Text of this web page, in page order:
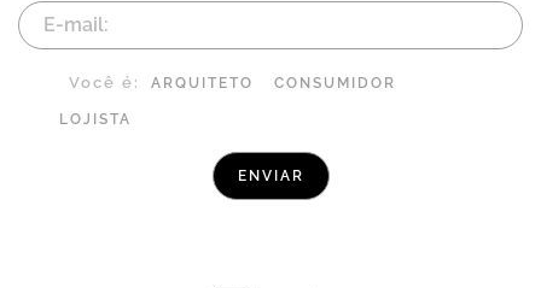
Você é: ARQUITETO CONSUMIDOR
LOJISTA